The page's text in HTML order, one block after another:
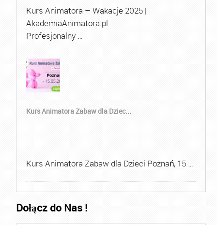
Kurs Animatora – Wakacje 2025 |
AkademiaAnimatora.pl
Profesjonalny …
Kurs Animatora Zabaw dla Dziec...
Kurs Animatora Zabaw dla Dzieci Poznań, 15 …
Dołącz do Nas !